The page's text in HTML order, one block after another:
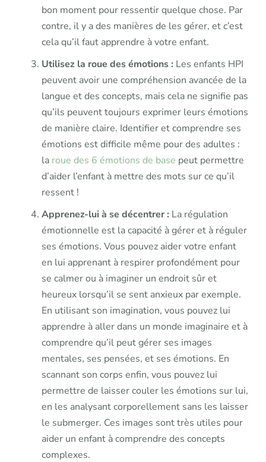
bon moment pour ressentir quelque chose. Par
contre, il y a des manières de les gérer, et c’est
cela qu’il faut apprendre à votre enfant.
Utilisez la roue des émotions : Les enfants HPI
peuvent avoir une compréhension avancée de la
langue et des concepts, mais cela ne signifie pas
qu’ils peuvent toujours exprimer leurs émotions
de manière claire. Identifier et comprendre ses
émotions est difficile même pour des adultes :
la roue des 6 émotions de base peut permettre
d’aider l’enfant à mettre des mots sur ce qu’il
ressent !
Apprenez-lui à se décentrer : La régulation
émotionnelle est la capacité à gérer et à réguler
ses émotions. Vous pouvez aider votre enfant
en lui apprenant à respirer profondément pour
se calmer ou à imaginer un endroit sûr et
heureux lorsqu’il se sent anxieux par exemple.
En utilisant son imagination, vous pouvez lui
apprendre à aller dans un monde imaginaire et à
comprendre qu’il peut gérer ses images
mentales, ses pensées, et ses émotions. En
scannant son corps enfin, vous pouvez lui
permettre de laisser couler les émotions sur lui,
en les analysant corporellement sans les laisser
le submerger. Ces images sont très utiles pour
aider un enfant à comprendre des concepts
complexes.